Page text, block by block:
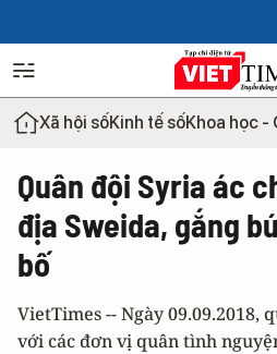
Xã hội sốKinh tế sốKhoa học -
Quân đội Syria ác
địa Sweida, gắng
bố
VietTimes -- Ngày 09.09.2018,
với các đơn vị quân tình